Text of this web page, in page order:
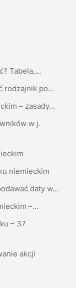
Tabela,…
rodzajnik po…
– zasady…
w j.
niemieckim
daty w…
–…
– 37
akcji